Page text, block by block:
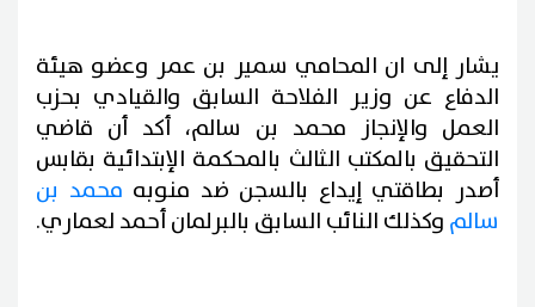
يشار إلى ان المحامي سمير بن عمر وعضو هيئة
الدفاع عن وزير الفلاحة السابق والقيادي بحزب
العمل والإنجاز محمد بن سالم، أكد أن قاضي
التحقيق بالمكتب الثالث بالمحكمة الإبتدائية بقابس
أصدر بطاقتي إيداع بالسجن ضد منوبه محمد بن
سالم وكذلك النائب السابق بالبرلمان أحمد لعماري.